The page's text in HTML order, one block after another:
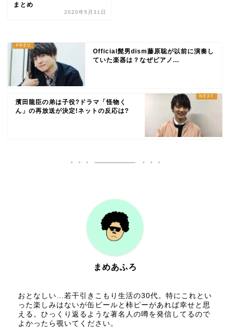
まとめ
2020年5月31日
Official髭男dism藤原聡が以前に演奏し
ていた楽器は？なぜピアノ...
濱田龍臣の弟は子役?ドラマ「怪物く
ん」の再放送が決定!ネットの反応は?
まめあふろ
おとなしい…若干引きこもり生活の30代。特にこれとい
った楽しみはないが缶ビールと柿ピーがあれば幸せと思
える。ひっくり返るような著名人の噂を発信してるので
よかったら覗いてください。